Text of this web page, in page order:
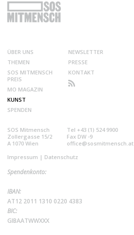
ÜBER UNS
THEMEN
SOS MITMENSCH
PREIS
MO MAGAZIN
KUNST
SPENDEN
NEWSLETTER
PRESSE
KONTAKT
SOS Mitmensch
Zollergasse 15/2
A 1070 Wien
Tel +43 (1) 524 9900
Fax DW -9
office@sosmitmensch.at
Impressum | Datenschutz
Spendenkonto:
IBAN:
AT12 2011 1310 0220 4383
BIC:
GIBAATWWXXX